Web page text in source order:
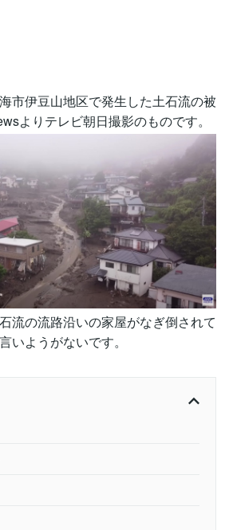
市伊豆山地区で発生した土石流の被
よりテレビ朝日撮影のものです。
流の流路沿いの家屋がなぎ倒されて
いようがないです。